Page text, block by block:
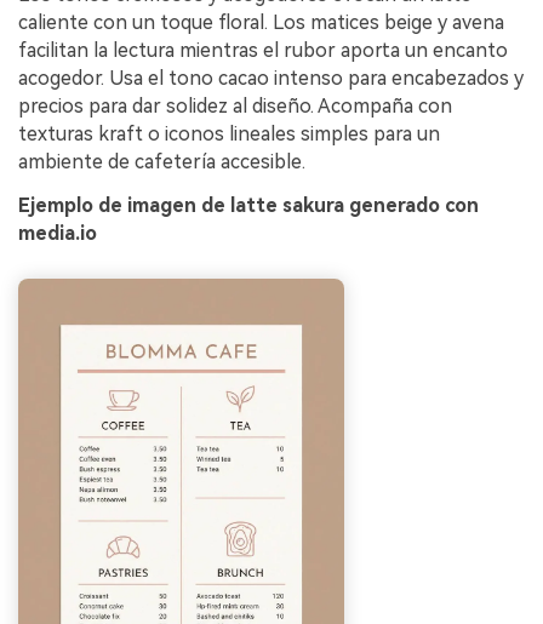
caliente con un toque floral. Los matices beige y avena
facilitan la lectura mientras el rubor aporta un encanto
acogedor. Usa el tono cacao intenso para encabezados y
precios para dar solidez al diseño. Acompaña con
texturas kraft o iconos lineales simples para un
ambiente de cafetería accesible.
Ejemplo de imagen de latte sakura generado con
media.io